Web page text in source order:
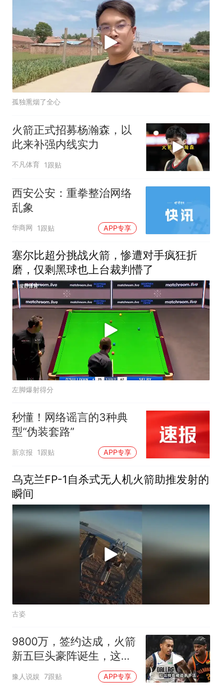
孤独熏烟了全心
火箭正式招募杨瀚森，以
此来补强内线实力
不凡体育 1跟贴
西安公安：重拳整治网络
乱象
华商网 1跟贴 APP专享
塞尔比超分挑战火箭，惨遭对手疯狂折
磨，仅剩黑球也上台裁判懵了
左脚爆射得分
秒懂！网络谣言的3种典
型“伪装套路”
新京报 1跟贴 APP专享
乌克兰FP-1自杀式无人机火箭助推发射的
瞬间
古姿
9800万，签约达成，火箭
新五巨头豪阵诞生，这让
其他队还怎么打
豫人说娱 7跟贴 APP专享